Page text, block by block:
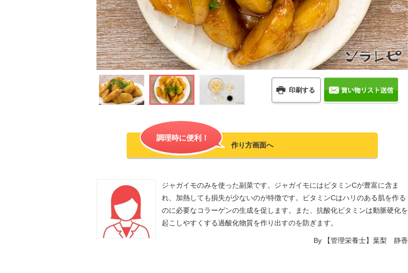
印刷する
調理時に便利！
作り方画面へ
ジャガイモのみを使った副菜です。ジャガイモにはビタミンCが豊富に含ま
れ、加熱しても損失が少ないのが特徴です。ビタミンCはハリのある肌を作る
のに必要なコラーゲンの生成を促します。また、抗酸化ビタミンは動脈硬化を
起こしやすくする過酸化物質を作り出すのを防ぎます。
By 【管理栄養士】葉梨 静香